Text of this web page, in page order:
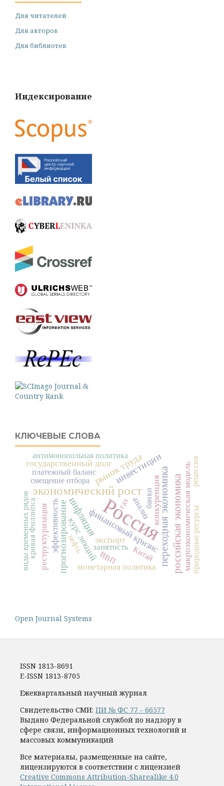
Для читателей
Для авторов
Для библиотек
Индексирование
КЛЮЧЕВЫЕ СЛОВА
Россия
экономический рост переходная экономика
инфляция российская экономика
рынок труда
инвестиции
прогнозирование макроэкономическая модель
государственный долг
финансовый кризис
курс лекций
конкуренция
экспорт
эффективность занятость
реструктуризация монетарная политика
анализ
антимонопольная политика
Китай природные ресурсы
платежный баланс
виды временных рядов газ
нефть
банки
кривая Филлипса ВВП
рецессия
смещение отбора
Open Journal Systems
ISSN 1813-8691
E-ISSN 1813-8705
Ежеквартальный научный журнал
Свидетельство СМИ: ПИ № ФС 77 - 66577
Выдано Федеральной службой по надзору в
сфере связи, информационных технологий и
массовых коммуникаций
Все материалы, размещенные на сайте,
лицензируются в соответствии с лицензией
Creative Commons Attribution-Sharealike 4.0